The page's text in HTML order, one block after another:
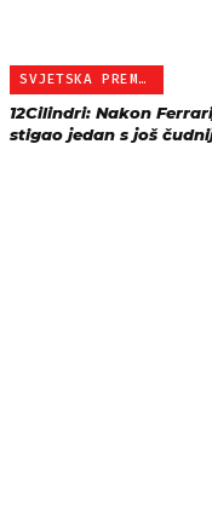
SVJETSKA PREMIJERA
12Cilindri: Nakon
stigao jedan s još